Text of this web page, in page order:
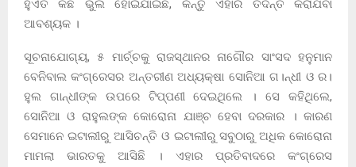
ହୁଏତ କିଛି ଭୁଲ ହୋଇଯାଇଛି, କିନ୍ତୁ ଏହାର ତଦନ୍ତ କରାଯିବା
ଆବଶ୍ୟକ ।
ସୂଚନାଯୋଗ୍ୟ, ୫ ମାର୍ଚ୍ଚକୁ ରାଜସ୍ଥାନର ନାଗୌର ସାଂସଦ ହନୁମାନ
ବେନିବାଲ କଂଗ୍ରେସର ଅନ୍ତରୀଣ ଅଧ୍ୟକ୍ଷା ସୋନିଆ ଗ।ନ୍ଧୀ ଓ ର।
ହୁଲ ଗାନ୍ଧୀଙ୍କ ଉପରେ ଟିପ୍ପଣୀ ଦେଇଥିଲେ । ସେ କହିଥିଲେ,
ସୋନିଆ ଓ ରାହୁଲଙ୍କ କୋରୋନା ଯାଞ୍ଚ ହେବା ଦରକାର । କାରଣ
ସେମାନେ ଇଟାଲୀରୁ ଆସିଚନ୍ତି ଓ ଇଟାଲୀରୁ ସବୁଠାରୁ ଅଧିକ କୋରୋନା
ମାମଲା ଭାରତକୁ ଆସିଛି । ଏହାର ପ୍ରତିବାଦରେ କଂଗ୍ରେସ